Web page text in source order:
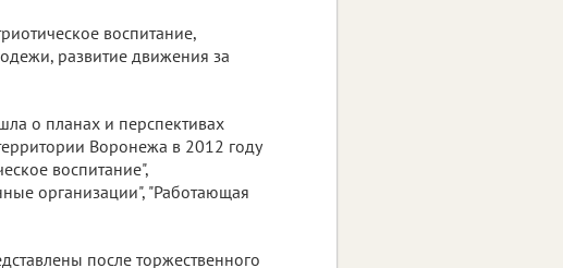
воспитание,
развитие движения за
о планах и перспективах
Воронежа в 2012 году
воспитание",
организации", "Работающая
после торжественного